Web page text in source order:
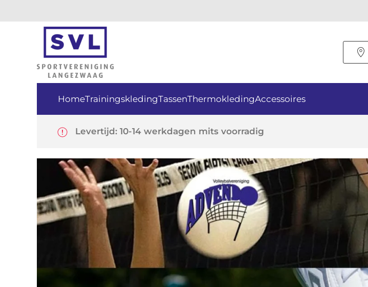
main
content
HomeTrainingskledingTassenThermokledingAccessoires
Levertijd: 10-14 werkdagen mits voorradig